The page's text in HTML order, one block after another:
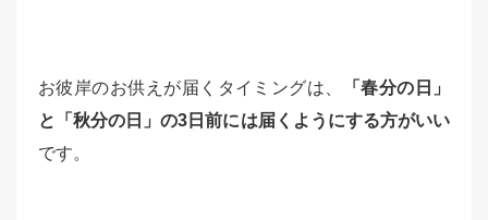
お彼岸のお供えが届くタイミングは、
「春分の日」
と「秋分の日」の3日前には届くようにする方がいい
です。